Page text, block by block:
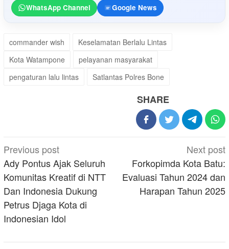
WhatsApp Channel Google News
commander wish
Keselamatan Berlalu Lintas
Kota Watampone
pelayanan masyarakat
pengaturan lalu lintas
Satlantas Polres Bone
SHARE
Post
navigation
Previous post
Ady Pontus Ajak Seluruh
Komunitas Kreatif di NTT
Dan Indonesia Dukung
Petrus Djaga Kota di
Indonesian Idol
Next post
Forkopimda Kota Batu:
Evaluasi Tahun 2024 dan
Harapan Tahun 2025